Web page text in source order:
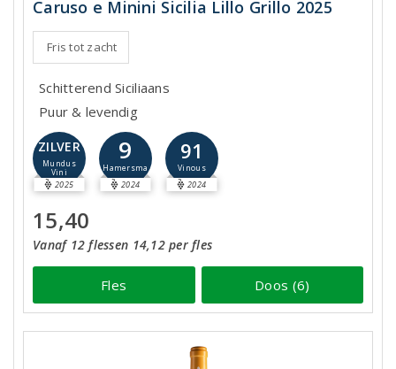
Caruso e Minini Sicilia Lillo Grillo 2025
Fris tot zacht
Schitterend Siciliaans
Puur & levendig
ZILVER
Mundus
Vini
2025
9
Hamersma
2024
91
Vinous
2024
15,40
Vanaf 12 flessen 14,12 per fles
Fles Doos (6)